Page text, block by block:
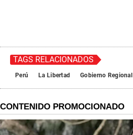
TAGS RELACIONADOS
Perú La Libertad Gobierno